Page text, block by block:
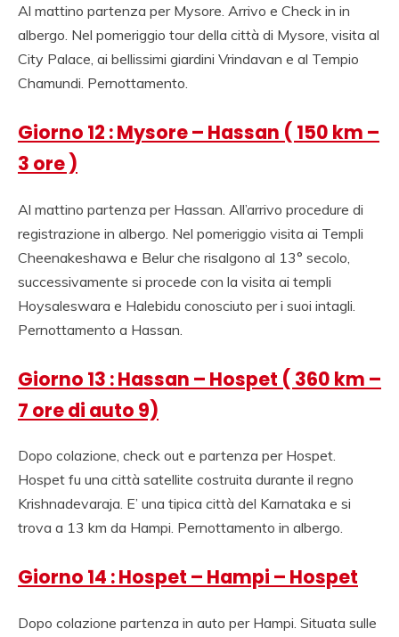
Al mattino partenza per Mysore. Arrivo e Check in in
albergo. Nel pomeriggio tour della città di Mysore, visita al
City Palace, ai bellissimi giardini Vrindavan e al Tempio
Chamundi. Pernottamento.
Giorno 12 : Mysore – Hassan ( 150 km –
3 ore )
Al mattino partenza per Hassan. All’arrivo procedure di
registrazione in albergo. Nel pomeriggio visita ai Templi
Cheenakeshawa e Belur che risalgono al 13° secolo,
successivamente si procede con la visita ai templi
Hoysaleswara e Halebidu conosciuto per i suoi intagli.
Pernottamento a Hassan.
Giorno 13 : Hassan – Hospet ( 360 km –
7 ore di auto 9)
Dopo colazione, check out e partenza per Hospet.
Hospet fu una città satellite costruita durante il regno
Krishnadevaraja. E’ una tipica città del Karnataka e si
trova a 13 km da Hampi. Pernottamento in albergo.
Giorno 14 : Hospet – Hampi – Hospet
Dopo colazione partenza in auto per Hampi. Situata sulle